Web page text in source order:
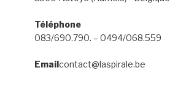
Téléphone
083/690.790. – 0494/068.559
Emailcontact@laspirale.be